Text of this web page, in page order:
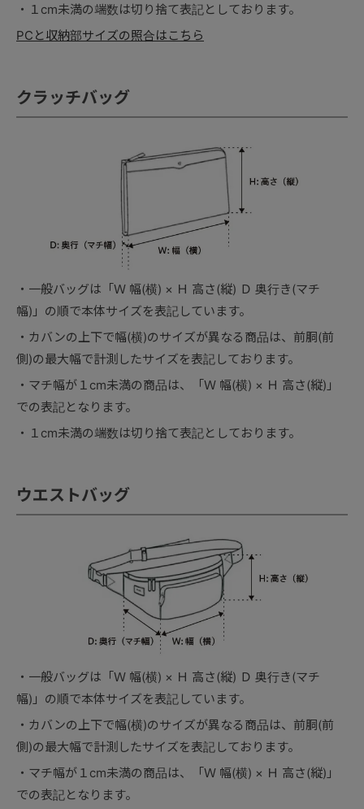
１cm未満の端数は切り捨て表記としております。
PCと収納部サイズの照合はこちら
クラッチバッグ
一般バッグは「Ｗ 幅(横) × Ｈ 高さ(縦) Ｄ 奥行き(マチ
幅)」の順で本体サイズを表記しています。
カバンの上下で幅(横)のサイズが異なる商品は、前胴(前
側)の最大幅で計測したサイズを表記しております。
マチ幅が１cm未満の商品は、「Ｗ 幅(横) × Ｈ 高さ(縦)」
での表記となります。
１cm未満の端数は切り捨て表記としております。
ウエストバッグ
一般バッグは「Ｗ 幅(横) × Ｈ 高さ(縦) Ｄ 奥行き(マチ
幅)」の順で本体サイズを表記しています。
カバンの上下で幅(横)のサイズが異なる商品は、前胴(前
側)の最大幅で計測したサイズを表記しております。
マチ幅が１cm未満の商品は、「Ｗ 幅(横) × Ｈ 高さ(縦)」
での表記となります。